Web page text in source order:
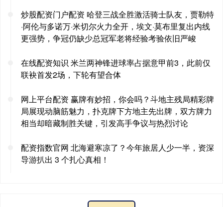
炒股配资门户配资 哈登三战全胜激活骑士队友，贾勒特
·阿伦与多诺万·米切尔火力全开，埃文·莫布里复出内线
更强势，争冠仍缺少总冠军老将经验考验依旧严峻
在线配资知识 米兰两神锋进球率占据意甲前3，此前仅
联袂首发2场，下轮有望合体
网上平台配资 赢牌有妙招，你会吗？斗地主残局精彩牌
局展现动脑筋魅力，扑克牌下方地主先出牌，双方牌力
相当却暗藏制胜关键，引发高手争议与热烈讨论
配资指数官网 北海避寒凉了？今年旅居人少一半，资深
导游扒出 3 个扎心真相！